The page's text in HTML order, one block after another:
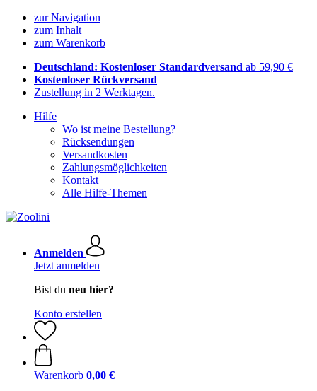
zur Navigation
zum Inhalt
zum Warenkorb
Deutschland: Kostenloser Standardversand ab 59,90 €
Kostenloser Rückversand
Zustellung in 2 Werktagen.
Hilfe
Wo ist meine Bestellung?
Rücksendungen
Versandkosten
Zahlungsmöglichkeiten
Kontakt
Alle Hilfe-Themen
Anmelden
Jetzt anmelden
Bist du neu hier?
Konto erstellen
Warenkorb 0,00 €